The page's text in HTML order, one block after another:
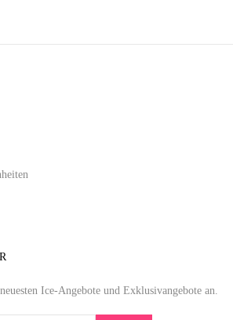
Ice-Angebote und Exklusivangebote an.